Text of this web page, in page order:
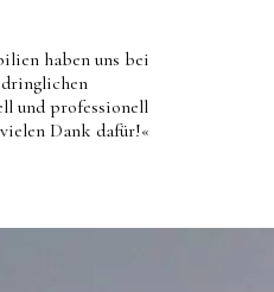
haben uns bei
und professionell
Dank dafür!«